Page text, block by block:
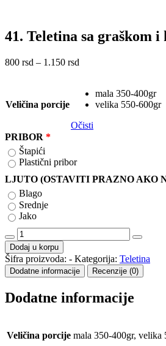
41. Teletina sa graškom
800 rsd – 1.150 rsd
800 rsd
do
Veličina porcije
mala 350-400gr
velika 550-600gr
Očisti
PRIBOR
Štapići
Plastični pribor
LJUTO (OSTAVITI PRAZNO AKO
Blago
Srednje
Jako
41.
Teletina
sa
graškom
i
količina
Dodaj u korpu
Šifra proizvoda: - Kategorija: Teletina
Dodatne informacije Recenzije (0)
Dodatne informacije
Veličina porcije mala 350-400gr, velika